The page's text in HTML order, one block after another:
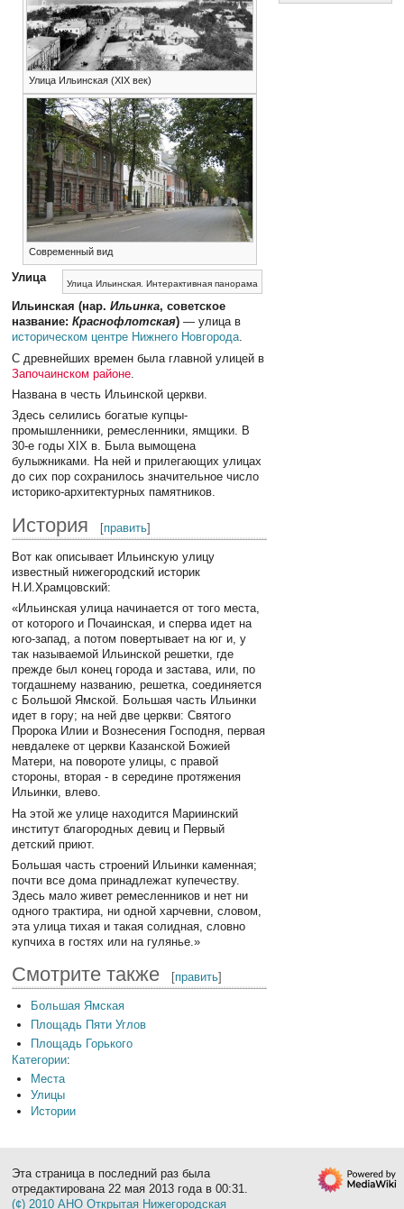
Улица Ильинская (XIX век)
Современный вид
Улица Ильинская. Интерактивная панорама
Улица
Ильинская (нар.Ильинка, советское
название:Краснофлотская) — улица в
историческом центре Нижнего Новгорода.
С древнейших времен была главной улицей в
Започаинском районе
Названа в честь Ильинской церкви.
Здесь селились богатые купцы-
промышленники, ремесленники, ямщики. В
30-е годы XIX в. Была вымощена
булыжниками. На ней и прилегающих улицах
до сих пор сохранилось значительное число
историко-архитектурных памятников.
История [править]
Вот как описывает Ильинскую улицу
известный нижегородский историк
Н.И.Храмцовский:
«Ильинская улица начинается от того места,
от которого и Почаинская, и сперва идет на
юго-запад, а потом повертывает на юг и, у
так называемой Ильинской решетки, где
прежде был конец города и застава, или, по
тогдашнему названию, решетка, соединяется
с Большой Ямской. Большая часть Ильинки
идет в гору; на ней две церкви: Святого
Пророка Илии и Вознесения Господня, первая
невдалеке от церкви Казанской Божией
Матери, на повороте улицы, с правой
стороны, вторая - в середине протяжения
Ильинки, влево.
На этой же улице находится Мариинский
институт благородных девиц и Первый
детский приют.
Большая часть строений Ильинки каменная;
почти все дома принадлежат купечеству.
Здесь мало живет ремесленников и нет ни
одного трактира, ни одной харчевни, словом,
эта улица тихая и такая солидная, словно
купчиха в гостях или на гулянье.»
Смотрите также [править]
Большая Ямская
Площадь Пяти Углов
Площадь Горького
Категории:
Места
Улицы
Истории
Эта страница в последний раз была
отредактирована 22 мая 2013 года в 00:31.
(¢) 2010 АНО Открытая Нижегородская